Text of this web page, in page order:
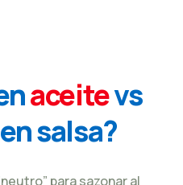
aceitevs
salsa?
para sazonar al